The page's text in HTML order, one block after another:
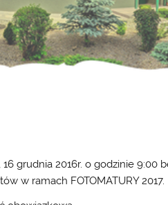
16 grudnia 2016r. o godzinie 9:00
w ramach FOTOMATURY 2017.